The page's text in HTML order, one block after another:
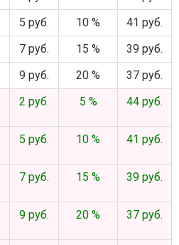
5 руб. 10 %
41 руб.
7 руб. 15 %
39 руб.
9 руб. 20 %
37 руб.
2 руб. 5 % 44 руб.
5 руб. 10 % 41 руб.
7 руб. 15 % 39 руб.
9 руб. 20 % 37 руб.